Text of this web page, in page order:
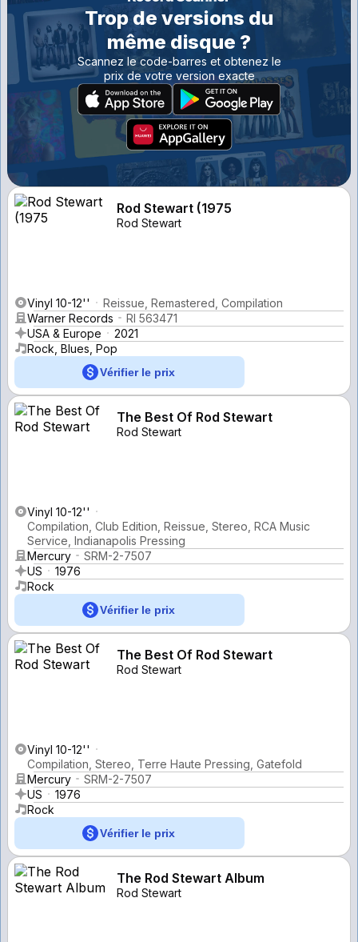
Trop de versions du
même disque ?
Scannez le code-barres et obtenez le
prix de votre version exacte
Rod Stewart (1975
Rod Stewart
Vinyl 10-12''
Reissue, Remastered, Compilation
Warner Records
RI 563471
USA & Europe
2021
Rock, Blues, Pop
Vérifier le prix
The Best Of Rod Stewart
Rod Stewart
Vinyl 10-12''
Compilation, Club Edition, Reissue, Stereo, RCA Music
Service, Indianapolis Pressing
Mercury
SRM-2-7507
US
1976
Rock
Vérifier le prix
The Best Of Rod Stewart
Rod Stewart
Vinyl 10-12''
Compilation, Stereo, Terre Haute Pressing, Gatefold
Mercury
SRM-2-7507
US
1976
Rock
Vérifier le prix
The Rod Stewart Album
Rod Stewart